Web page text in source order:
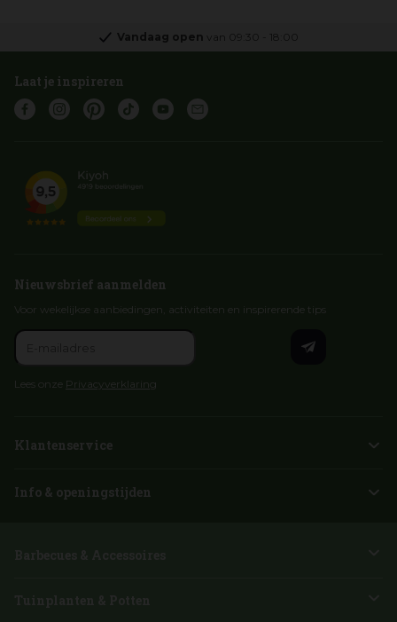
Vandaag open van 09:30 18:00
Laat je inspireren
Nieuwsbrief aanmelden
Voor wekelijkse aanbiedingen, activiteiten en inspirerende tips
Lees onze Privacyverklaring
Klantenservice
Info & openingstijden